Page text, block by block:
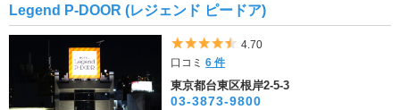
Legend P-DOOR (レジェンド ピードア)
5つ星のうち4.5
4.70
口コミ6 件
東京都台東区根岸2-5-3
03-3873-9800